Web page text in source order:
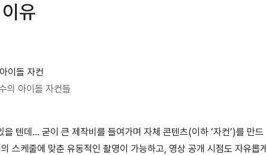
유
의 아이돌 자컨들
텐데… 굳이 큰 제작비를 들여가며 자체 콘텐츠(이하 ‘자컨’)를 만드
스케줄에 맞춘 유동적인 촬영이 가능하고, 영상 공개 시점도 자유롭게